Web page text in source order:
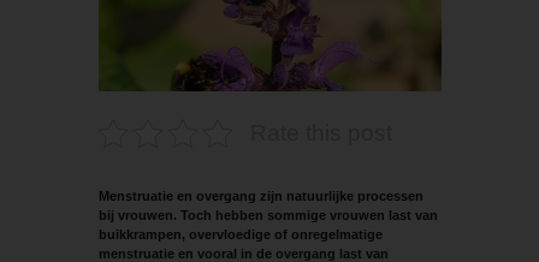
Menstruatie en overgang zijn natuurlijke processen
bij vrouwen. Toch hebben sommige vrouwen last van
buikkrampen, overvloedige of onregelmatige
menstruatie en vooral in de overgang last van